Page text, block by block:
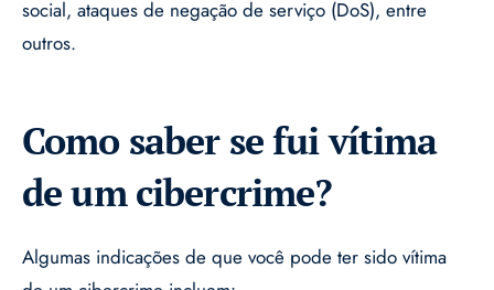
social, ataques de negação de serviço (DoS), entre
outros.
Como saber se fui vítima
de um cibercrime?
Algumas indicações de que você pode ter sido vítima